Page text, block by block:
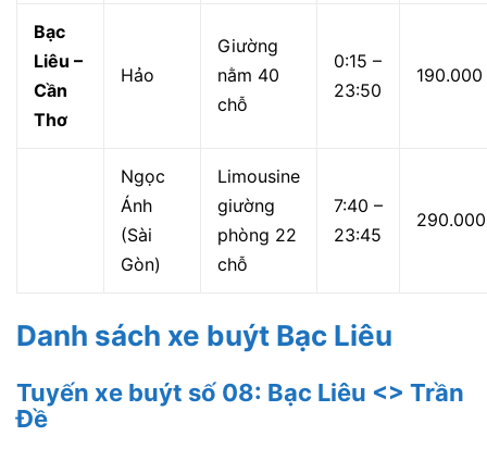
Bạc
Liêu –
Cần
Thơ
Hảo
Giường
nằm 40
chỗ
0:15 –
23:50
190.000
Ngọc
Ánh
(Sài
Gòn)
Limousine
giường
phòng 22
chỗ
7:40 –
23:45
290.000
Danh sách xe buýt Bạc Liêu
Tuyến xe buýt số 08: Bạc Liêu <> Trần
Đề